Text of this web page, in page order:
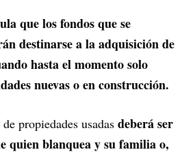
que los fondos que se
destinarse a la adquisición de
hasta el momento solo
nuevas o en construcción.
propiedades usadas deberá ser
quien blanquea y su familia o,